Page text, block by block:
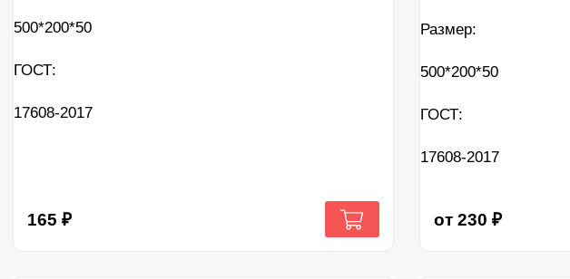
500*200*50
ГОСТ:
17608-2017
165 ₽
Размер:
500*200*50
ГОСТ:
17608-2017
от 230 ₽